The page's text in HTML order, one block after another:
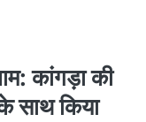
कांगड़ा की
किया